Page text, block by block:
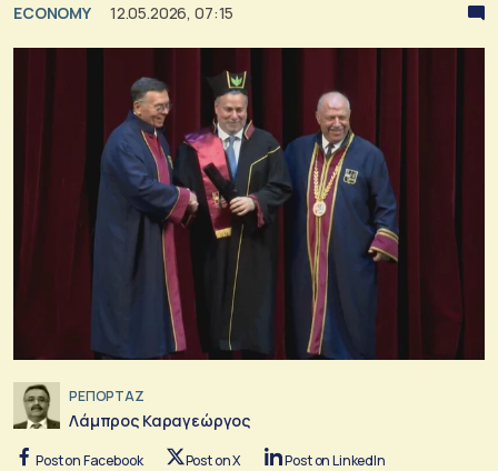
ECONOMY 12.05.2026, 07:15
ΡΕΠΟΡΤΑΖ
Λάμπρος Καραγεώργος
Post on Facebook Post on X Post on LinkedIn